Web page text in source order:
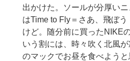
出かけた。ソールが分厚い
はTime to Fly＝さあ、飛ぼ
けど。随分前に買ったNIKE
いう割には、時々吹く北風
のマックでお昼を食べよう